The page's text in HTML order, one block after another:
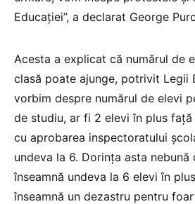
Educației”, a declarat George
Acesta a explicat că numărul de
clasă poate ajunge, potrivit Legii
vorbim despre numărul de elevi
de studiu, ar fi 2 elevi în plus
cu aprobarea inspectoratului
undeva la 6. Dorința asta
înseamnă undeva la 6 elevi în
înseamnă un dezastru pentru